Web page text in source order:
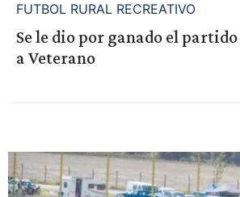
FUTBOL RURAL RECREATIVO
Se le dio por ganado el
a Veterano